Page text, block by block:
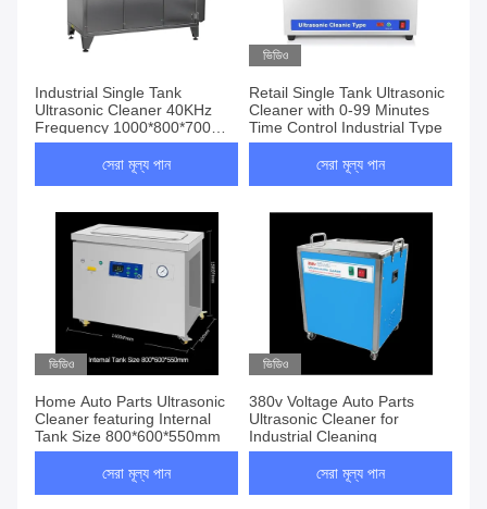
Industrial Single Tank
Ultrasonic Cleaner 40KHz
Frequency 1000*800*700mm
Tank Size 7500W Heating
Power for Cleaning
সেরা মূল্য পান
ভিডিও
Retail Single Tank Ultrasonic
Cleaner with 0-99 Minutes
Time Control Industrial Type
সেরা মূল্য পান
ভিডিও
Home Auto Parts Ultrasonic
Cleaner featuring Internal
Tank Size 800*600*550mm
সেরা মূল্য পান
ভিডিও
380v Voltage Auto Parts
Ultrasonic Cleaner for
Industrial Cleaning
সেরা মূল্য পান